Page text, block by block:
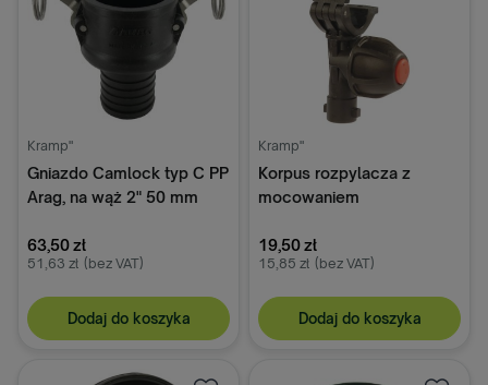
Kramp"
Gniazdo Camlock typ C PP
Arag, na wąż 2" 50 mm
63,50 zł
51,63 zł (bez VAT)
Dodaj do koszyka
Kramp"
Korpus rozpylacza z
mocowaniem
F10 zaworem antykapacza
i szybkozłączem
19,50 zł
15,85 zł (bez VAT)
Dodaj do koszyka